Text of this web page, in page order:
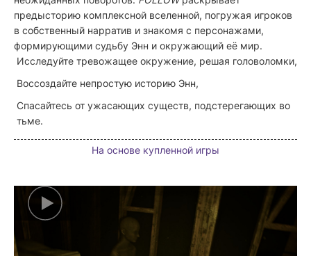
предысторию комплексной вселенной, погружая игроков
в собственный нарратив и знакомя с персонажами,
формирующими судьбу Энн и окружающий её мир.
Исследуйте тревожащее окружение, решая головоломки,
Воссоздайте непростую историю Энн,
Спасайтесь от ужасающих существ, подстерегающих во
тьме.
На основе купленной игры